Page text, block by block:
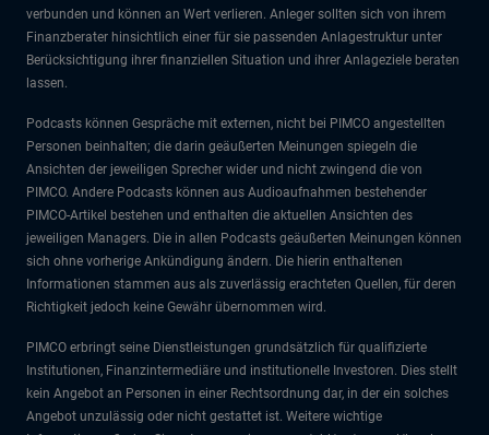
verbunden und können an Wert verlieren. Anleger sollten sich von ihrem
Finanzberater hinsichtlich einer für sie passenden Anlagestruktur unter
Berücksichtigung ihrer finanziellen Situation und ihrer Anlageziele beraten
lassen.
Podcasts können Gespräche mit externen, nicht bei PIMCO angestellten
Personen beinhalten; die darin geäußerten Meinungen spiegeln die
Ansichten der jeweiligen Sprecher wider und nicht zwingend die von
PIMCO. Andere Podcasts können aus Audioaufnahmen bestehender
PIMCO-Artikel bestehen und enthalten die aktuellen Ansichten des
jeweiligen Managers. Die in allen Podcasts geäußerten Meinungen können
sich ohne vorherige Ankündigung ändern. Die hierin enthaltenen
Informationen stammen aus als zuverlässig erachteten Quellen, für deren
Richtigkeit jedoch keine Gewähr übernommen wird.
PIMCO erbringt seine Dienstleistungen grundsätzlich für qualifizierte
Institutionen, Finanzintermediäre und institutionelle Investoren. Dies stellt
kein Angebot an Personen in einer Rechtsordnung dar, in der ein solches
Angebot unzulässig oder nicht gestattet ist. Weitere wichtige